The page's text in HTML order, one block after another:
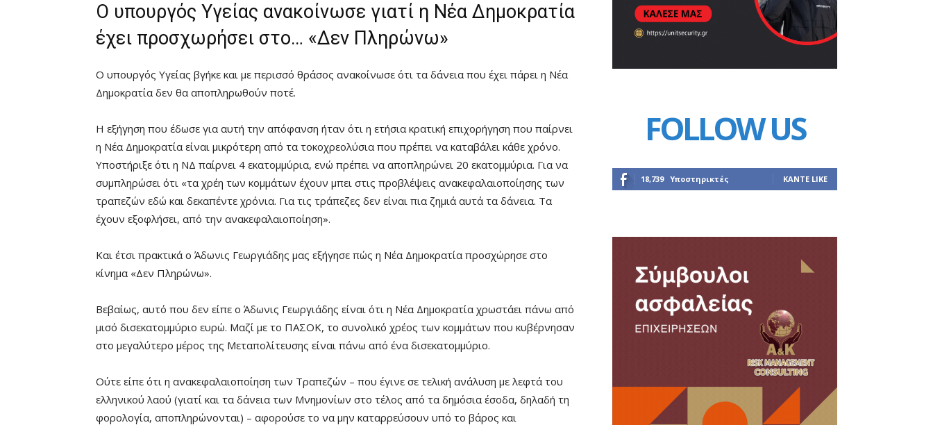
Ο υπουργός Υγείας ανακοίνωσε γιατί η Νέα Δημοκρατία
έχει προσχωρήσει στο… «Δεν Πληρώνω»
Ο υπουργός Υγείας βγήκε και με περισσό θράσος ανακοίνωσε ότι τα δάνεια που έχει πάρει η Νέα
Δημοκρατία δεν θα αποπληρωθούν ποτέ.
Η εξήγηση που έδωσε για αυτή την απόφανση ήταν ότι η ετήσια κρατική επιχορήγηση που παίρνει
η Νέα Δημοκρατία είναι μικρότερη από τα τοκοχρεολύσια που πρέπει να καταβάλει κάθε χρόνο.
Υποστήριξε ότι η ΝΔ παίρνει 4 εκατομμύρια, ενώ πρέπει να αποπληρώνει 20 εκατομμύρια. Για να
συμπληρώσει ότι «τα χρέη των κομμάτων έχουν μπει στις προβλέψεις ανακεφαλαιοποίησης των
τραπεζών εδώ και δεκαπέντε χρόνια. Για τις τράπεζες δεν είναι πια ζημιά αυτά τα δάνεια. Τα
έχουν εξοφλήσει, από την ανακεφαλαιοποίηση».
Και έτσι πρακτικά ο Άδωνις Γεωργιάδης μας εξήγησε πώς η Νέα Δημοκρατία προσχώρησε στο
κίνημα «Δεν Πληρώνω».
Βεβαίως, αυτό που δεν είπε ο Άδωνις Γεωργιάδης είναι ότι η Νέα Δημοκρατία χρωστάει πάνω από
μισό δισεκατομμύριο ευρώ. Μαζί με το ΠΑΣΟΚ, το συνολικό χρέος των κομμάτων που κυβέρνησαν
στο μεγαλύτερο μέρος της Μεταπολίτευσης είναι πάνω από ένα δισεκατομμύριο.
Ούτε είπε ότι η ανακεφαλαιοποίηση των Τραπεζών – που έγινε σε τελική ανάλυση με λεφτά του
ελληνικού λαού (γιατί και τα δάνεια των Μνημονίων στο τέλος από τα δημόσια έσοδα, δηλαδή τη
φορολογία, αποπληρώνονται) – αφορούσε το να μην καταρρεύσουν υπό το βάρος και
FOLLOW US
18,739 Υποστηρικτές ΚΆΝΤΕ LIKE